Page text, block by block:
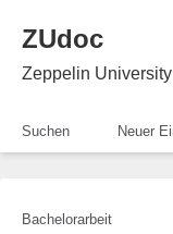
ZUdoc
Zeppelin
Suchen Neuer
Bachelorarbeit